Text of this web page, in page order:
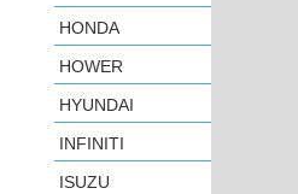
HONDA
HOWER
HYUNDAI
INFINITI
ISUZU